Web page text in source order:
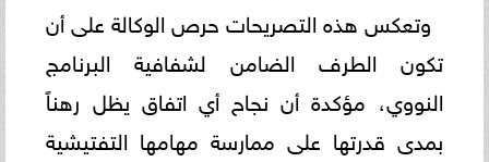
وتعكس هذه التصريحات حرص الوكالة على أن
تكون الطرف الضامن لشفافية البرنامج
النووي، مؤكدة أن نجاح أي اتفاق يظل رهناً
بمدى قدرتها على ممارسة مهامها التفتيشية